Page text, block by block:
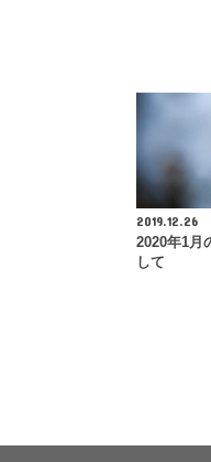
2019.12.26
2020年1月
して